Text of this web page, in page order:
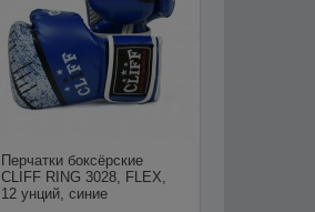
Перчатки боксёрские
CLIFF RING 3028, FLEX,
12 унций, синие